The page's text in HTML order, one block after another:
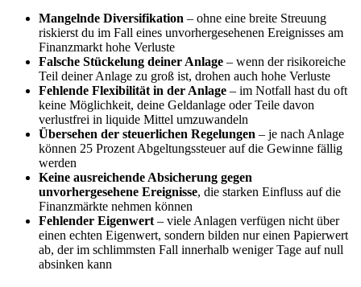
Mangelnde Diversifikation – ohne eine breite Streuung
riskierst du im Fall eines unvorhergesehenen Ereignisses am
Finanzmarkt hohe Verluste
Falsche Stückelung deiner Anlage – wenn der risikoreiche
Teil deiner Anlage zu groß ist, drohen auch hohe Verluste
Fehlende Flexibilität in der Anlage – im Notfall hast du oft
keine Möglichkeit, deine Geldanlage oder Teile davon
verlustfrei in liquide Mittel umzuwandeln
Übersehen der steuerlichen Regelungen – je nach Anlage
können 25 Prozent Abgeltungssteuer auf die Gewinne fällig
werden
Keine ausreichende Absicherung gegen
unvorhergesehene Ereignisse, die starken Einfluss auf die
Finanzmärkte nehmen können
Fehlender Eigenwert – viele Anlagen verfügen nicht über
einen echten Eigenwert, sondern bilden nur einen Papierwert
ab, der im schlimmsten Fall innerhalb weniger Tage auf null
absinken kann